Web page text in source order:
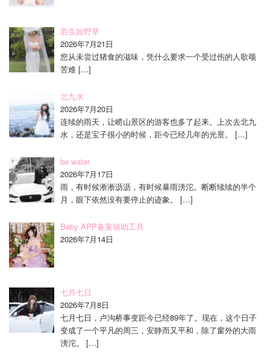
若生如野草
2026年7月21日
您从未尝过猪食的滋味，凭什么要求一个受过伤的人歌颂
苦难[…]
北九水
2026年7月20日
连续的雨天，让崂山景区的游客也多了起来。上次去北九
水，还是宝子很小的时候，距今已经几年的光景。
[…]
be water
2026年7月17日
雨，有时候淅淅沥沥，有时候暴雨滂沱。断断续续的半个
月，眼下依然没有要停止的迹象。
[…]
Baby APP备案辅助工具
2026年7月14日
七月七日
2026年7月8日
七月七日，卢沟桥事变距今已经89年了。现在，这个日子
变成了一个平凡的周三，安静而又平和，除了窗外的大雨
滂沱。
[…]